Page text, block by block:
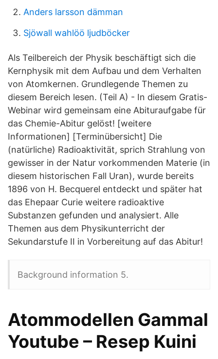
Anders larsson dämman
Sjöwall wahlöö ljudböcker
Als Teilbereich der Physik beschäftigt sich die
Kernphysik mit dem Aufbau und dem Verhalten
von Atomkernen. Grundlegende Themen zu
diesem Bereich lesen. (Teil A) - In diesem Gratis-
Webinar wird gemeinsam eine Abituraufgabe für
das Chemie-Abitur gelöst! [weitere
Informationen] [Terminübersicht] Die
(natürliche) Radioaktivität, sprich Strahlung von
gewisser in der Natur vorkommenden Materie (in
diesem historischen Fall Uran), wurde bereits
1896 von H. Becquerel entdeckt und später hat
das Ehepaar Curie weitere radioaktive
Substanzen gefunden und analysiert. Alle
Themen aus dem Physikunterricht der
Sekundarstufe II in Vorbereitung auf das Abitur!
Background information 5.
Atommodellen Gammal
Youtube – Resep Kuini